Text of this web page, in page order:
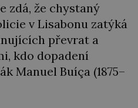
zdá, že chystaný
v Lisabonu zatýká
převrat a
kdo dopadení
Manuel Buíça (1875–